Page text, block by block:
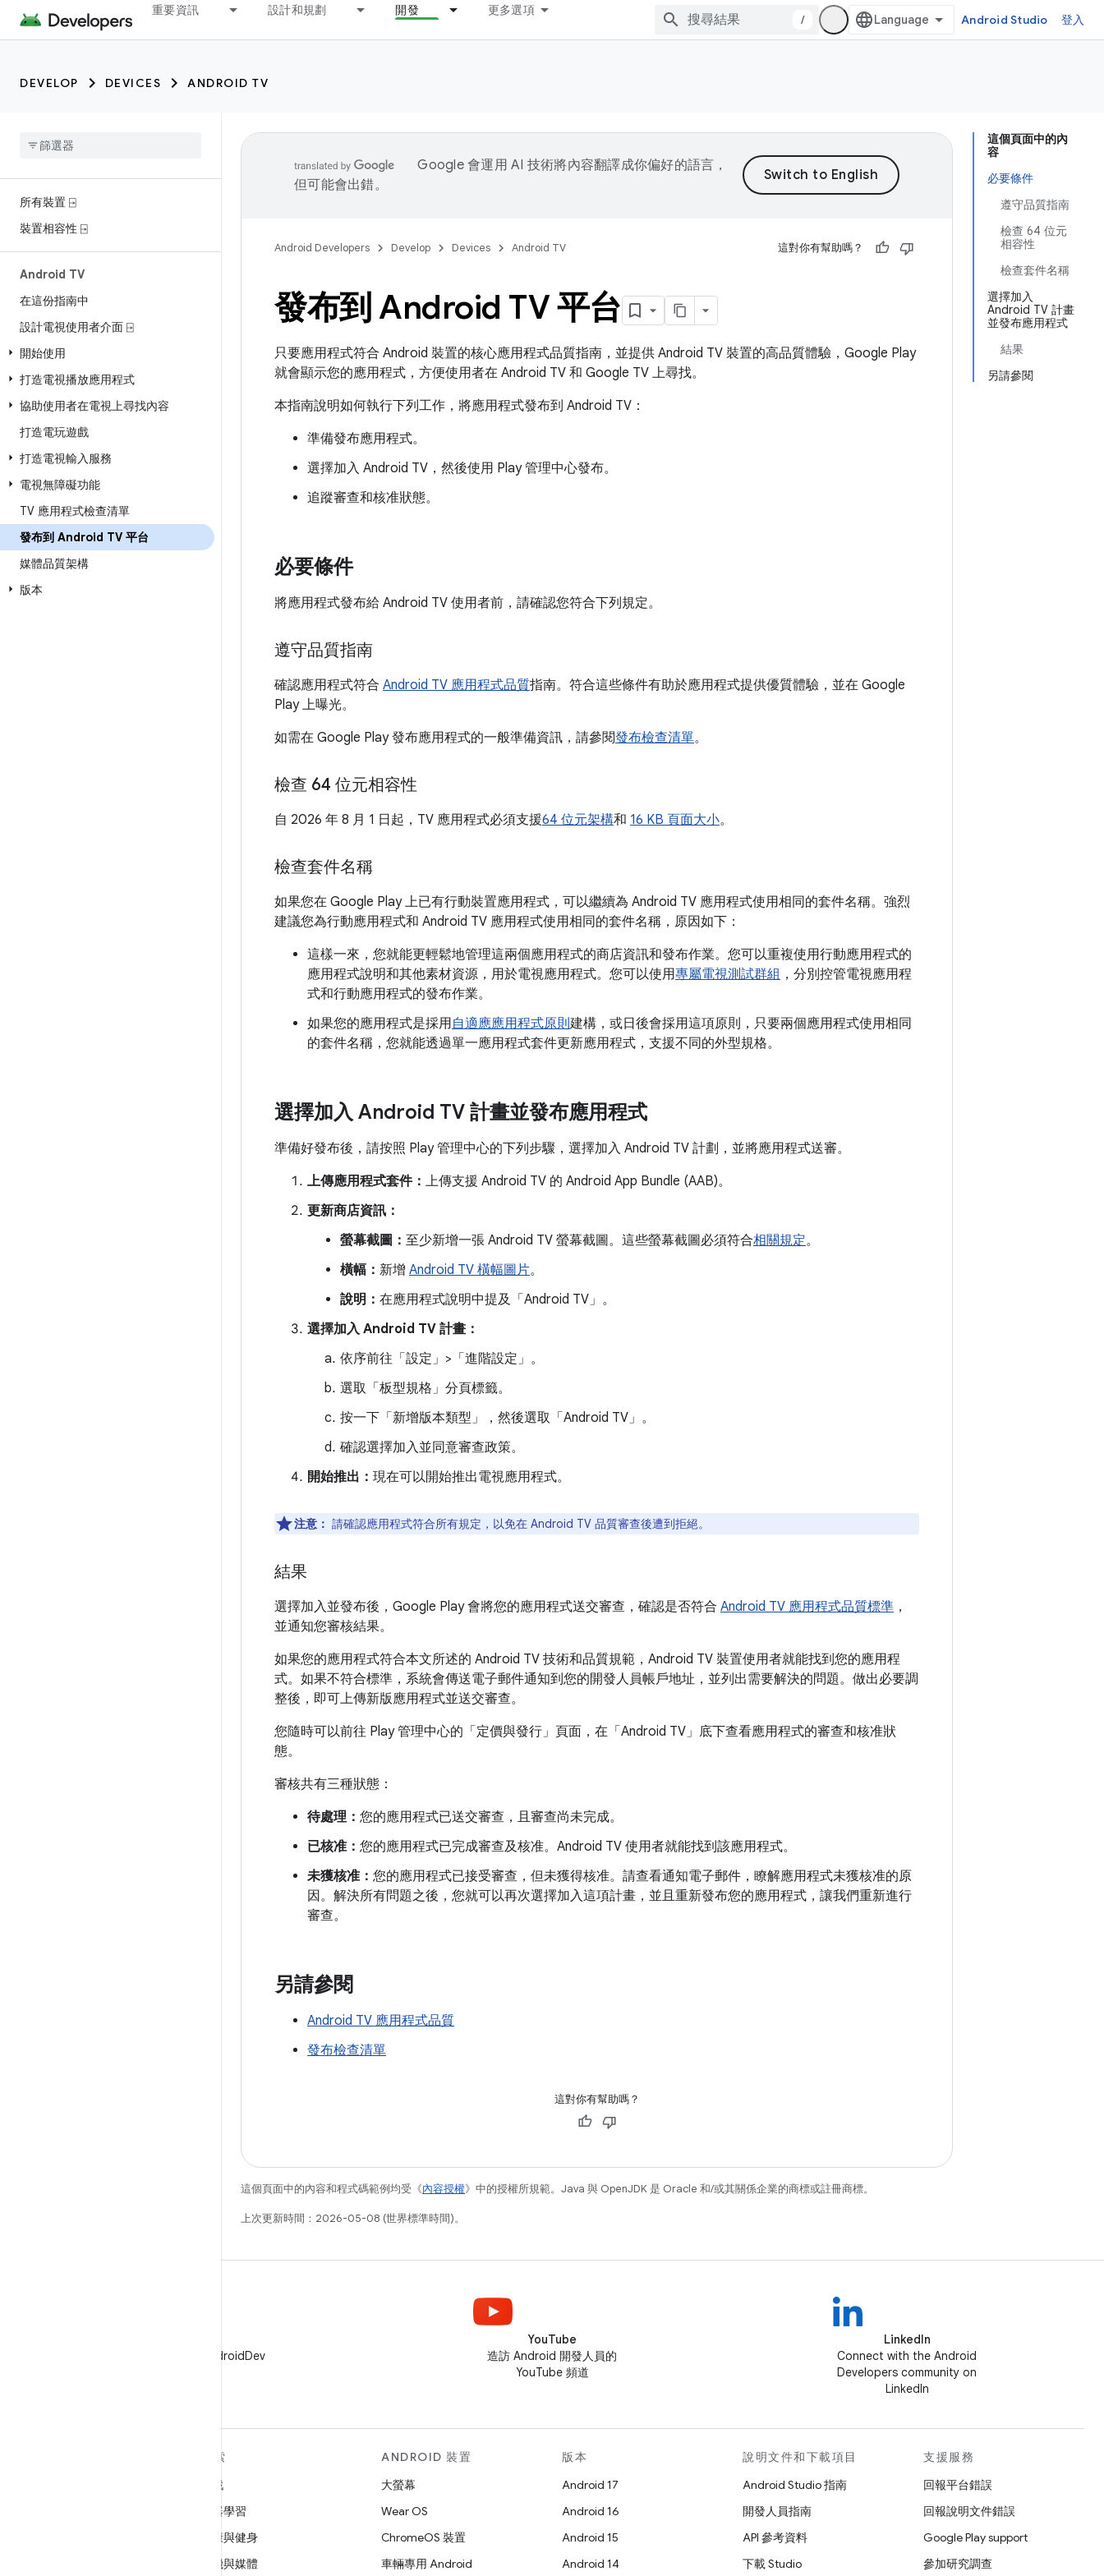
重要資訊 設計和規劃 開發 更多選項
/ Android Studio 登入
DEVELOP DEVICES ANDROID TV
所有裝置 ⍈
裝置相容性 ⍈
Android TV
在這份指南中
設計電視使用者介面 ⍈
開始使用
打造電視播放應用程式
協助使用者在電視上尋找內容
打造電玩遊戲
打造電視輸入服務
電視無障礙功能
TV 應用程式檢查清單
發布到 Android TV 平台
媒體品質架構
版本
這個頁面中的內
容
必要條件
遵守品質指南
檢查 64 位元
相容性
檢查套件名稱
選擇加入
Android TV 計畫
並發布應用程式
結果
另請參閱
Google 會運用 AI 技術將內容翻譯成你偏好的語言，
但可能會出錯。
Android Developers Develop Devices Android TV 這對你有幫助嗎？
發布到 Android TV 平台
只要應用程式符合 Android 裝置的核心應用程式品質指南，並提供 Android TV 裝置的高品質體驗，Google Play
就會顯示您的應用程式，方便使用者在 Android TV 和 Google TV 上尋找。
本指南說明如何執行下列工作，將應用程式發布到 Android TV：
準備發布應用程式。
選擇加入 Android TV，然後使用 Play 管理中心發布。
追蹤審查和核准狀態。
必要條件
將應用程式發布給 Android TV 使用者前，請確認您符合下列規定。
遵守品質指南
確認應用程式符合 Android TV 應用程式品質指南。符合這些條件有助於應用程式提供優質體驗，並在 Google
Play 上曝光。
如需在 Google Play 發布應用程式的一般準備資訊，請參閱發布檢查清單。
檢查 64 位元相容性
自 2026 年 8 月 1 日起，TV 應用程式必須支援64 位元架構和 16 KB 頁面大小。
檢查套件名稱
如果您在 Google Play 上已有行動裝置應用程式，可以繼續為 Android TV 應用程式使用相同的套件名稱。強烈
建議您為行動應用程式和 Android TV 應用程式使用相同的套件名稱，原因如下：
這樣一來，您就能更輕鬆地管理這兩個應用程式的商店資訊和發布作業。您可以重複使用行動應用程式的
應用程式說明和其他素材資源，用於電視應用程式。您可以使用專屬電視測試群組 ，分別控管電視應用程
式和行動應用程式的發布作業。
如果您的應用程式是採用自適應應用程式原則建構，或日後會採用這項原則，只要兩個應用程式使用相同
的套件名稱，您就能透過單一應用程式套件更新應用程式，支援不同的外型規格。
選擇加入 Android TV 計畫並發布應用程式
準備好發布後，請按照 Play 管理中心的下列步驟，選擇加入 Android TV 計劃，並將應用程式送審。
上傳應用程式套件： 上傳支援 Android TV 的 Android App Bundle (AAB)。
更新商店資訊：
螢幕截圖： 至少新增一張 Android TV 螢幕截圖。這些螢幕截圖必須符合相關規定。
橫幅： 新增 Android TV 橫幅圖片。
說明： 在應用程式說明中提及「Android TV」。
選擇加入 Android TV 計畫：
依序前往「設定」>「進階設定」 。
選取「板型規格」 分頁標籤。
按一下「新增版本類型」
，然後選取「Android TV」 。
確認選擇加入並同意審查政策。
開始推出： 現在可以開始推出電視應用程式。
注意： 請確認應用程式符合所有規定，以免在 Android TV 品質審查後遭到拒絕。
結果
選擇加入並發布後，Google Play 會將您的應用程式送交審查，確認是否符合 Android TV 應用程式品質標準 ，
並通知您審核結果。
如果您的應用程式符合本文所述的 Android TV 技術和品質規範，Android TV 裝置使用者就能找到您的應用程
式。如果不符合標準，系統會傳送電子郵件通知到您的開發人員帳戶地址，並列出需要解決的問題。做出必要調
整後，即可上傳新版應用程式並送交審查。
您隨時可以前往 Play 管理中心的「定價與發行」頁面，在「Android TV」底下查看應用程式的審查和核准狀
態。
審核共有三種狀態：
待處理： 您的應用程式已送交審查，且審查尚未完成。
已核准： 您的應用程式已完成審查及核准。Android TV 使用者就能找到該應用程式。
未獲核准： 您的應用程式已接受審查，但未獲得核准。請查看通知電子郵件，瞭解應用程式未獲核准的原
因。解決所有問題之後，您就可以再次選擇加入這項計畫，並且重新發布您的應用程式，讓我們重新進行
審查。
另請參閱
Android TV 應用程式品質
發布檢查清單
這對你有幫助嗎？
這個頁面中的內容和程式碼範例均受《內容授權》中的授權所規範。Java 與 OpenJDK 是 Oracle 和/或其關係企業的商標或註冊商標。
上次更新時間：2026-05-08 (世界標準時間)。
在 X 中追蹤 @AndroidDev
YouTube
造訪 Android 開發人員的
YouTube 頻道
LinkedIn
Connect with the Android
Developers community on
LinkedIn
探索
遊戲
機器學習
健康與健身
相機與媒體
ANDROID 裝置
大螢幕
Wear OS
ChromeOS 裝置
車輛專用 Android
版本
Android 17
Android 16
Android 15
Android 14
說明文件和下載項目
Android Studio 指南
開發人員指南
API 參考資料
下載 Studio
支援服務
回報平台錯誤
回報說明文件錯誤
Google Play support
參加研究調查